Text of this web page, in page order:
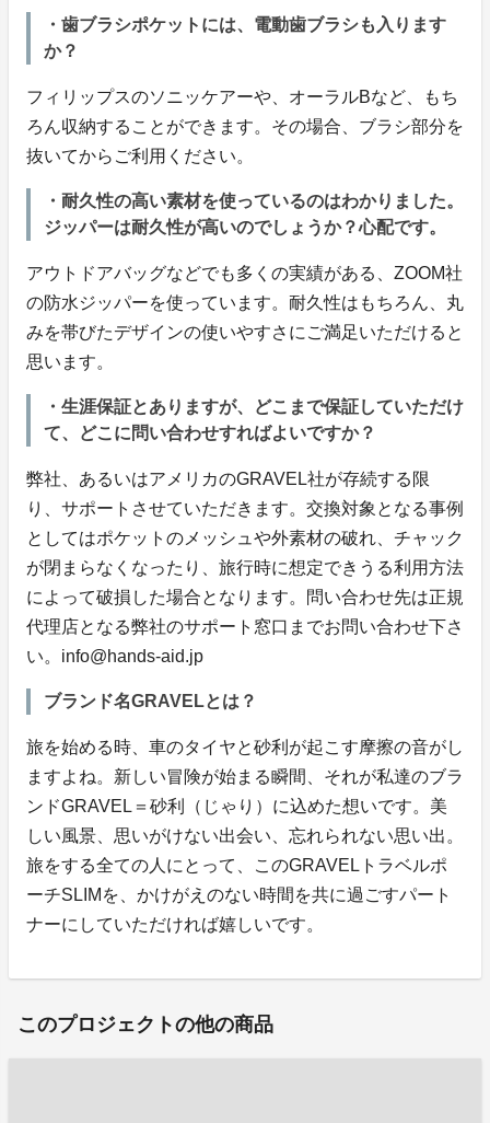
・歯ブラシポケットには、電動歯ブラシも入ります
か？
フィリップスのソニッケアーや、オーラルBなど、もち
ろん収納することができます。その場合、ブラシ部分を
抜いてからご利用ください。
・耐久性の高い素材を使っているのはわかりました。
ジッパーは耐久性が高いのでしょうか？心配です。
アウトドアバッグなどでも多くの実績がある、ZOOM社
の防水ジッパーを使っています。耐久性はもちろん、丸
みを帯びたデザインの使いやすさにご満足いただけると
思います。
・生涯保証とありますが、どこまで保証していただけ
て、どこに問い合わせすればよいですか？
弊社、あるいはアメリカのGRAVEL社が存続する限
り、サポートさせていただきます。交換対象となる事例
としてはポケットのメッシュや外素材の破れ、チャック
が閉まらなくなったり、旅行時に想定できうる利用方法
によって破損した場合となります。問い合わせ先は正規
代理店となる弊社のサポート窓口までお問い合わせ下さ
い。info@hands-aid.jp
ブランド名GRAVELとは？
旅を始める時、車のタイヤと砂利が起こす摩擦の音がし
ますよね。新しい冒険が始まる瞬間、それが私達のブラ
ンドGRAVEL＝砂利（じゃり）に込めた想いです。美
しい風景、思いがけない出会い、忘れられない思い出。
旅をする全ての人にとって、このGRAVELトラベルポ
ーチSLIMを、かけがえのない時間を共に過ごすパート
ナーにしていただければ嬉しいです。
このプロジェクトの他の商品